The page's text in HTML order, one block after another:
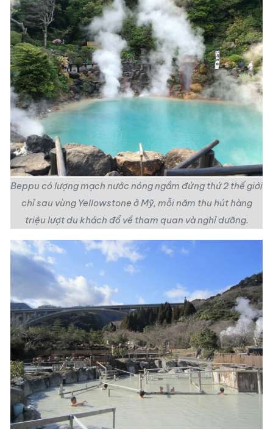
Beppu có lượng mạch nước nóng ngầm đứng thứ 2 thế giới
chỉ sau vùng Yellowstone ở Mỹ, mỗi năm thu hút hàng
triệu lượt du khách đổ về tham quan và nghỉ dưỡng.